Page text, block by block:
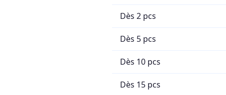
Dès 2 pcs
Dès 5 pcs
Dès 10 pcs
Dès 15 pcs